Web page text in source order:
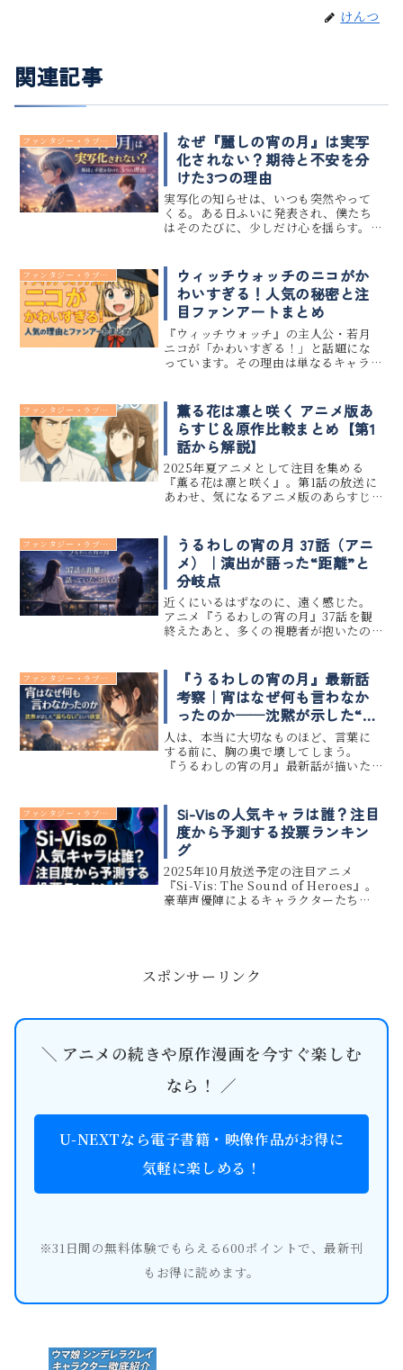
けんつ
関連記事
ファンタジー・ラブコメ
なぜ『麗しの宵の月』は実写
化されない？期待と不安を分
けた3つの理由
実写化の知らせは、いつも突然やって
くる。ある日ふいに発表され、僕たち
はそのたびに、少しだけ心を揺らす。で
情が静かに沈んでいくあの感覚のま
ま、検索窓に言葉を打ち込んだ人は、...
ファンタジー・ラブコメ
ウィッチウォッチのニコがか
わいすぎる！人気の秘密と注
目ファンアートまとめ
『ウィッチウォッチ』の主人公・若月
ニコが「かわいすぎる！」と話題にな
っています。その理由は単なるキャラデ
った魅力にあります。今回は、ニコが愛
される理由と、SNSやブログな...
ファンタジー・ラブコメ
薫る花は凛と咲く アニメ版あ
らすじ＆原作比較まとめ【第1
話から解説】
2025年夏アニメとして注目を集める
『薫る花は凛と咲く』。第1話の放送に
あわせ、気になるアニメ版のあらすじ
比較しながら、アニメ第1話からの物語
構成・描写の違い、アニメオリ...
ファンタジー・ラブコメ
うるわしの宵の月 37話（アニ
メ）｜演出が語った“距離”と
分岐点
近くにいるはずなのに、遠く感じた。
アニメ『うるわしの宵の月』37話を観
終えたあと、多くの視聴者が抱いたの
い。衝突も、涙も、決定的な別れも描
かれていない。この記事でわかること
3...
ファンタジー・ラブコメ
『うるわしの宵の月』最新話
考察｜宵はなぜ何も言わなか
ったのか──沈黙が示した“戻
らない”という決意
人は、本当に大切なものほど、言葉に
する前に、胸の奥で壊してしまう。
『うるわしの宵の月』最新話が描いた
ま、心だけが先へ進んでしまう瞬間だ
った。僕はこれまで、数百本以上の恋
愛作品...
ファンタジー・ラブコメ
Si-Visの人気キャラは誰？注目
度から予測する投票ランキン
グ
2025年10月放送予定の注目アニメ
『Si‑Vis: The Sound of Heroes』。
豪華声優陣によるキャラクターたち
スポンサーリンク
＼ アニメの続きや原作漫画を今すぐ楽しむ
なら！ ／
U-NEXTなら電子書籍・映像作品がお得に
気軽に楽しめる！
※31日間の無料体験でもらえる600ポイントで、最新刊
もお得に読めます。